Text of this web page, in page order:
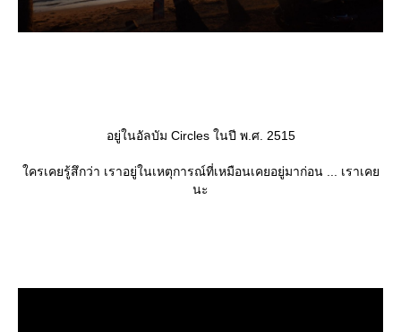
อยู่ในอัลบัม Circles ในปี พ.ศ. 2515
ครเคยรู้สึกว่า เราอยู่ในเหตุการณ์ที่เหมือนเคยอยู่มาก่อน ... เราเค
นะ